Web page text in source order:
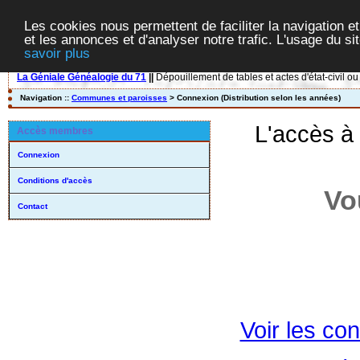
Les cookies nous permettent de faciliter la navigation
et les annonces et d'analyser notre trafic. L'usage du
savoir plus
La Géniale Généalogie du 71 Dépouillement de tables et actes d'état-civil
Navigation :: Communes et paroisses > Connexion (Distribution selon les années)
Accès membres
Connexion
Conditions d'accès
Contact
L'accès
Voir les